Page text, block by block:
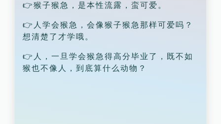
👉猴子猴急，是本性流露，蛮可爱。
👉人学会猴急，会像猴子猴急那样可爱吗？
想清楚了才学哦。
👉人，一旦学会猴急得高分毕业了，既不如
猴也不像人，到底算什么动物？